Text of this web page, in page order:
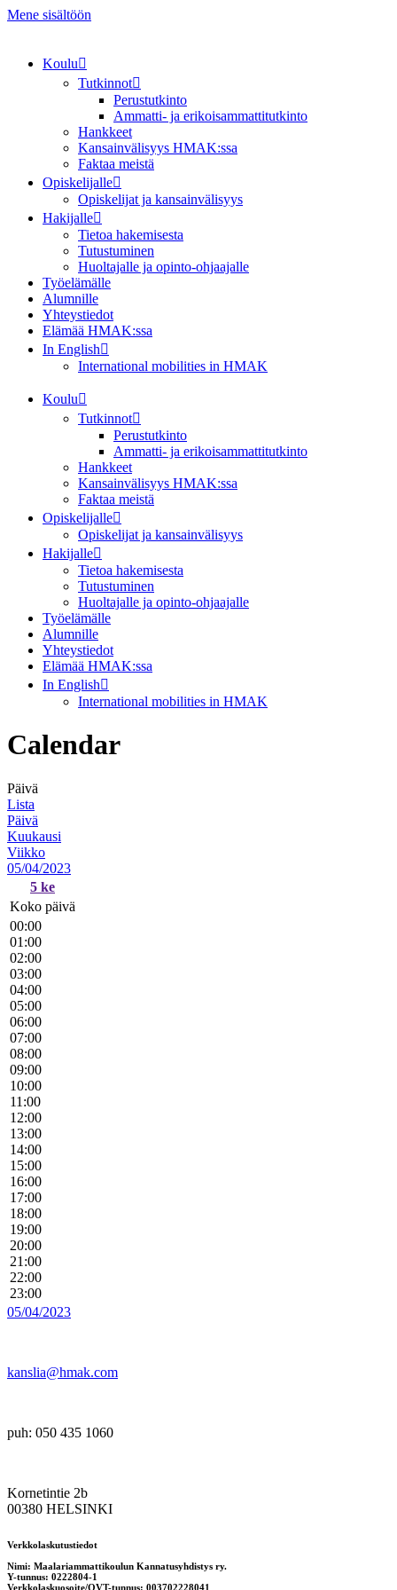
Mene sisältöön
Koulu
Tutkinnot
Perustutkinto
Ammatti- ja erikoisammattitutkinto
Hankkeet
Kansainvälisyys HMAK:ssa
Faktaa meistä
Opiskelijalle
Opiskelijat ja kansainvälisyys
Hakijalle
Tietoa hakemisesta
Tutustuminen
Huoltajalle ja opinto-ohjaajalle
Työelämälle
Alumnille
Yhteystiedot
Elämää HMAK:ssa
In English
International mobilities in HMAK
Koulu
Tutkinnot
Perustutkinto
Ammatti- ja erikoisammattitutkinto
Hankkeet
Kansainvälisyys HMAK:ssa
Faktaa meistä
Opiskelijalle
Opiskelijat ja kansainvälisyys
Hakijalle
Tietoa hakemisesta
Tutustuminen
Huoltajalle ja opinto-ohjaajalle
Työelämälle
Alumnille
Yhteystiedot
Elämää HMAK:ssa
In English
International mobilities in HMAK
Calendar
Päivä
Lista
Päivä
Kuukausi
Viikko
05/04/2023
5 ke
Koko päivä
00:00
01:00
02:00
03:00
04:00
05:00
06:00
07:00
08:00
09:00
10:00
11:00
12:00
13:00
14:00
15:00
16:00
17:00
18:00
19:00
20:00
21:00
22:00
23:00
05/04/2023
kanslia@hmak.com
puh: 050 435 1060
Kornetintie 2b
00380 HELSINKI
Verkkolaskutustiedot
Nimi: Maalariammattikoulun Kannatusyhdistys ry.
Y-tunnus: 0222804-1
Verkkolaskuosoite/OVT-tunnus: 003702228041